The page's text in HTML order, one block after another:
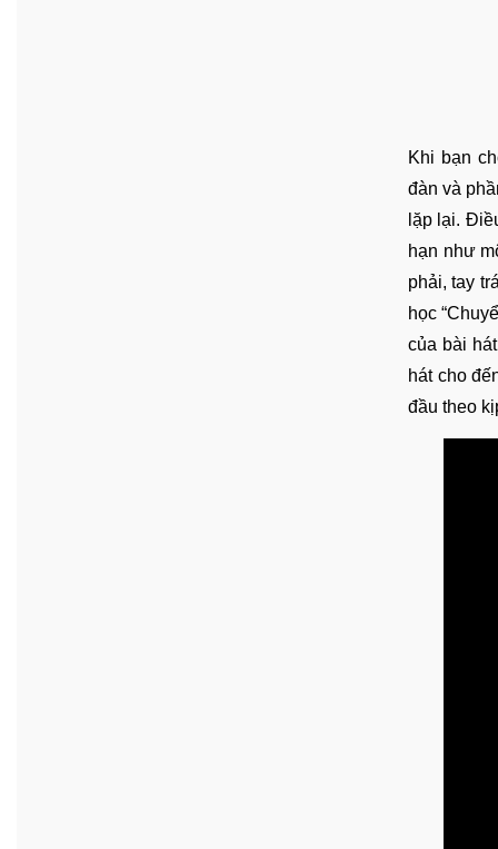
Khi bạn
đàn và
lặp lại.
hạn như
phải, tay
học
của bài
hát cho
đầu theo